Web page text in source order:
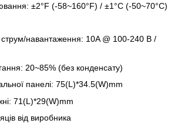
±2°F (-58~160°F) / ±1°C (-50~70°C)
навантаження: 10A @ 100-240 В /
20~85% (без конденсату)
панелі: 75(L)*34.5(W)mm
71(L)*29(W)mm
від виробника